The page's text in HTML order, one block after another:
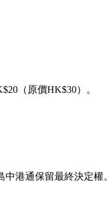
（原價HK$30）。
港通保留最終決定權。